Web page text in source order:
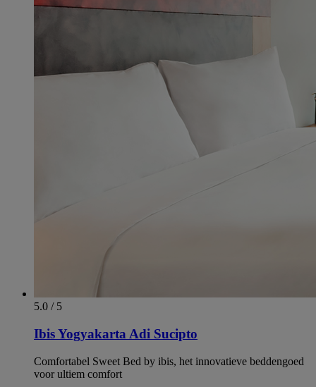
5.0 / 5
Ibis Yogyakarta Adi Sucipto
Comfortabel Sweet Bed by ibis, het innovatieve beddengoed
voor ultiem comfort